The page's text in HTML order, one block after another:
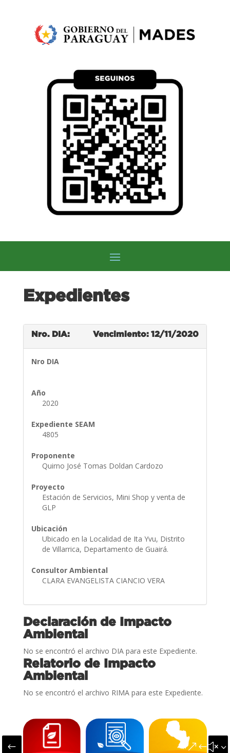
Expedientes
Nro. DIA: Vencimiento: 12/11/2020
Nro DIA
Año
2020
Expediente SEAM
4805
Proponente
Quirno José Tomas Doldan Cardozo
Proyecto
Estación de Servicios, Mini Shop y venta de
GLP
Ubicación
Ubicado en la Localidad de Ita Yvu, Distrito
de Villarrica, Departamento de Guairá.
Consultor Ambiental
CLARA EVANGELISTA CIANCIO VERA
Declaración de Impacto
Ambiental
No se encontró el archivo DIA para este Expediente.
Relatorio de Impacto
Ambiental
No se encontró el archivo RIMA para este Expediente.
#